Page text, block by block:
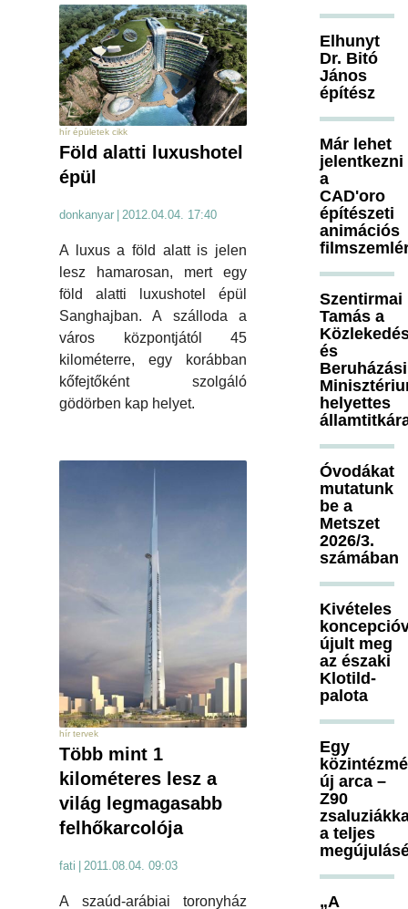
hír épületek cikk
Föld alatti luxushotel
épül
donkanyar 2012.04.04. 17:40
A luxus a föld alatt is jelen
lesz hamarosan, mert egy
föld alatti luxushotel épül
Sanghajban. A szálloda a
város központjától 45
kilométerre, egy korábban
kőfejtőként szolgáló
gödörben kap helyet.
hír tervek
Több mint 1
kilométeres lesz a
világ legmagasabb
felhőkarcolója
fati 2011.08.04. 09:03
A szaúd-arábiai toronyház
Elhunyt
Dr. Bitó
János
építész
Már lehet
jelentkezni
a
CAD'oro
építészeti
animációs
Szentirmai
Tamás a
és
Beruházási
helyettes
Óvodákat
mutatunk
be a
Metszet
2026/3.
számában
Kivételes
újult meg
az északi
Klotild-
palota
Egy
új arca –
Z90
a teljes
„A